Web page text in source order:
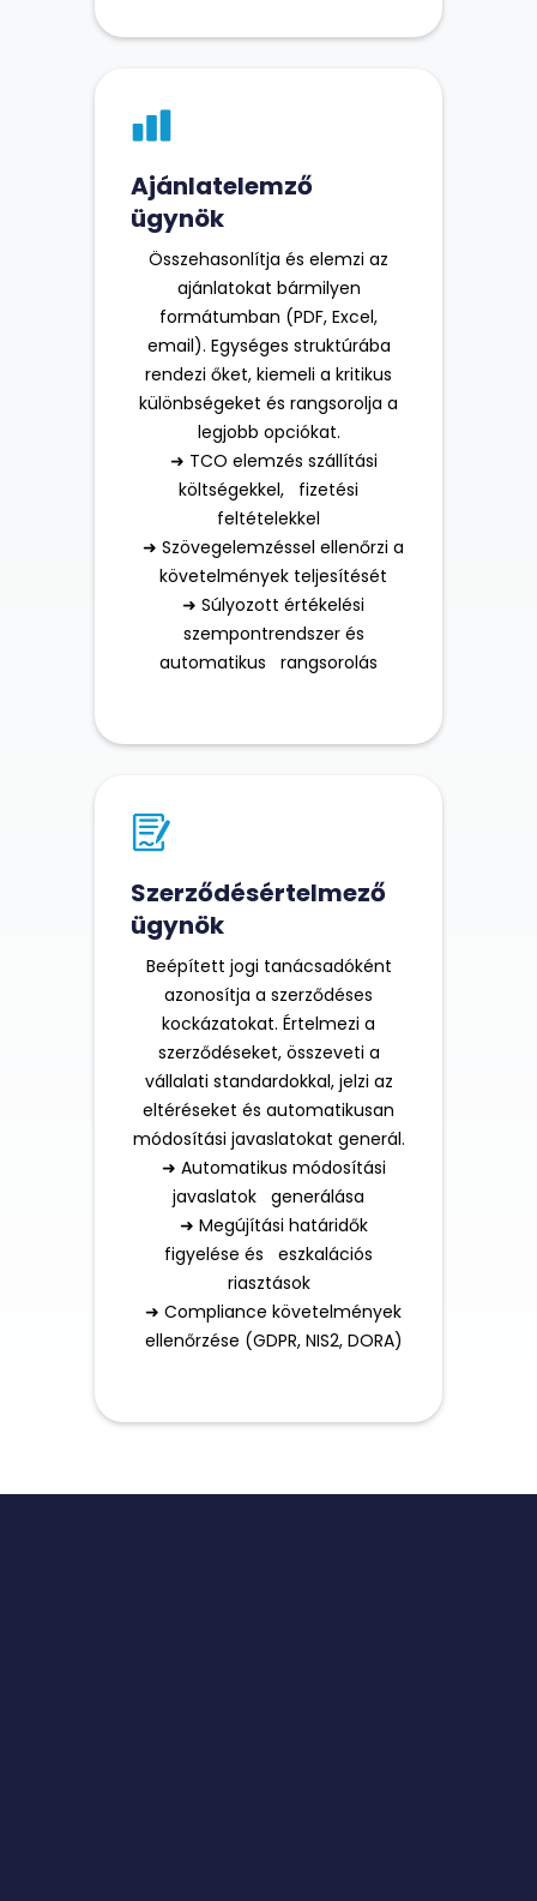
Ajánlatelemző
ügynök
Összehasonlítja és elemzi az
ajánlatokat bármilyen
formátumban (PDF, Excel,
email). Egységes struktúrába
rendezi őket, kiemeli a kritikus
különbségeket és rangsorolja a
legjobb opciókat.
➜ TCO elemzés szállítási
költségekkel, fizetési
feltételekkel
➜ Szövegelemzéssel ellenőrzi a
követelmények teljesítését
➜ Súlyozott értékelési
szempontrendszer és
automatikus rangsorolás
Szerződésértelmező
ügynök
Beépített jogi tanácsadóként
azonosítja a szerződéses
kockázatokat. Értelmezi a
szerződéseket, összeveti a
vállalati standardokkal, jelzi az
eltéréseket és automatikusan
módosítási javaslatokat generál.
➜ Automatikus módosítási
javaslatok generálása
➜ Megújítási határidők
figyelése és eszkalációs
riasztások
➜ Compliance követelmények
ellenőrzése (GDPR, NIS2, DORA)